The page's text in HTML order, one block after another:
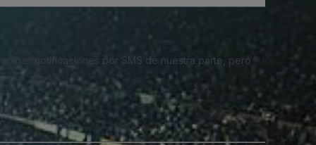
notificaciones por SMS de nuestra parte, pero